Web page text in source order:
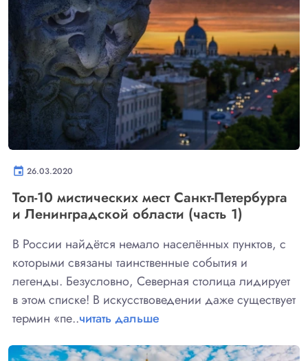
event 26.03.2020
Топ-10 мистических мест Санкт-Петербурга
и Ленинградской области (часть 1)
В России найдётся немало населённых пунктов, с
которыми связаны таинственные события и
легенды. Безусловно, Северная столица лидирует
в этом списке! В искусствоведении даже существует
термин «пе..читать дальше